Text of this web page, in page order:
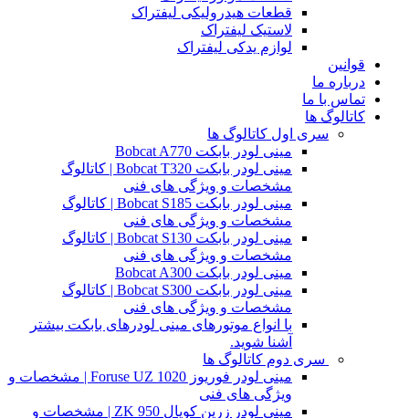
قطعات هیدرولیکی لیفتراک
لاستیک لیفتراک
لوازم یدکی لیفتراک
قوانین
درباره ما
تماس با ما
کاتالوگ ها
سری اول کاتالوگ ها
مینی لودر بابکت Bobcat A770
مینی لودر بابکت Bobcat T320 | کاتالوگ
مشخصات و ویژگی های فنی
مینی لودر بابکت Bobcat S185 | کاتالوگ
مشخصات و ویژگی های فنی
مینی لودر بابکت Bobcat S130 | کاتالوگ
مشخصات و ویژگی های فنی
مینی لودر بابکت Bobcat A300
مینی لودر بابکت Bobcat S300 | کاتالوگ
مشخصات و ویژگی های فنی
با انواع موتورهای مینی لودرهای بابکت بیشتر
آشنا شوید.
سری دوم کاتالوگ ها
مینی لودر فوریوز Foruse UZ 1020 | مشخصات و
ویژگی های فنی
مینی لودر زرین کوپال ZK 950 | مشخصات و